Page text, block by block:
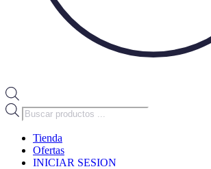
Búsqueda
de
productos
Tienda
Ofertas
INICIAR SESION